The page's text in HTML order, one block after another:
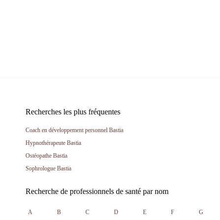
Recherches les plus fréquentes
Coach en développement personnel Bastia
Hypnothérapeute Bastia
Ostéopathe Bastia
Sophrologue Bastia
Recherche de professionnels de santé par nom
A B C D E F G